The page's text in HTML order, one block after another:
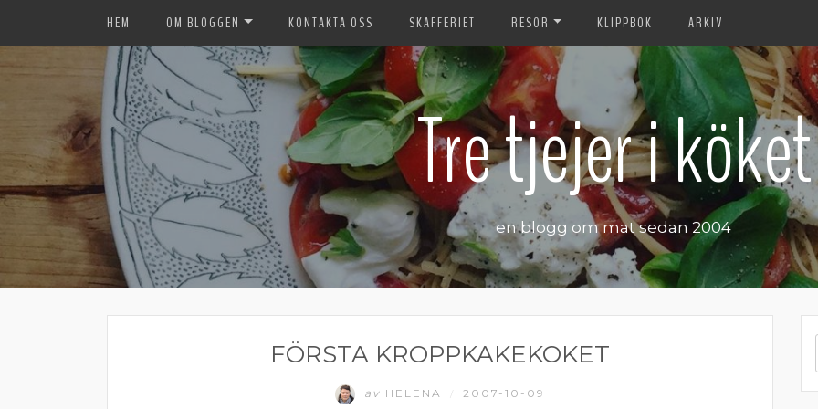
HEM OM BLOGGEN KONTAKTA OSS SKAFFERIET RESOR KLIPPBOK ARKIV
Tre tjejer i köket
en blogg om mat sedan 2004
FÖRSTA KROPPKAKEKOKET
av HELENA 2007-10-09